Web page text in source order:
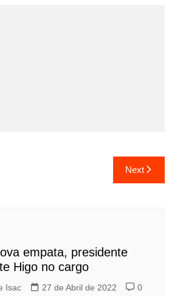
Next
empata, presidente
Higo no cargo
Isac 27 de Abril de 2022 0